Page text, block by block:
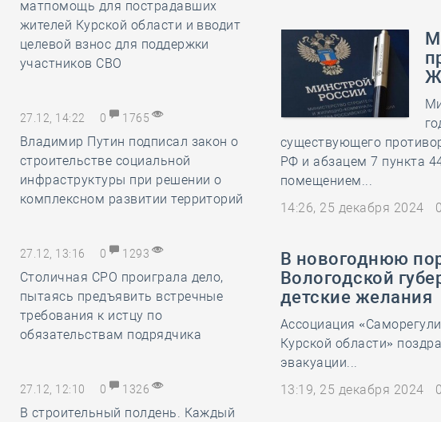
матпомощь для пострадавших
жителей Курской области и вводит
целевой взнос для поддержки
участников СВО
27.12, 14:22 0 1765
Владимир Путин подписал закон о
строительстве социальной
инфраструктуры при решении о
комплексном развитии территорий
27.12, 13:16 0 1293
Столичная СРО проиграла дело,
пытаясь предъявить встречные
требования к истцу по
обязательствам подрядчика
27.12, 12:10 0 1326
В строительный полдень. Каждый
существующего
РФ и абзацем 7 пункта
помещением...
14:26, 25 декабря 2024
В новогоднюю
Вологодской
детские желания
Ассоциация
Курской области»
эвакуации...
13:19, 25 декабря 2024